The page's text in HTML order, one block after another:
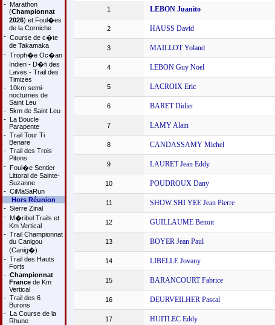
- Marathon
(Championnat
2026) et Foul�es
de la Corniche
- Course de c�te
de Takamaka
- Troph�e Oc�an
Indien - D�fi des
Laves - Trail des
Timizes
- 10km semi-
nocturnes de
Saint Leu
- 5km de Saint Leu
- La Boucle
Parapente
- Trail Tour Ti
Benare
- Trail des Trois
Pitons
- Foul�e Sentier
Littoral de Sainte-
Suzanne
- CiMaSaRun
Hors Réunion
- Sierre Zinal
- M�ribel Trails et
Km Vertical
- Trail Championnat
du Canigou
(Canig�)
- Trail des Hauts
Forts
- Championnat
Francede Km
Vertical
- Trail des 6
Burons
- La Course de la
Rhune
1 LEBON Juanito
2 HAUSS David
3 MAILLOT Yoland
4 LEBON Guy Noel
5 LACROIX Eric
6 BARET Didier
7 LAMY Alain
8 CANDASSAMY Michel
9 LAURET Jean Eddy
10 POUDROUX Dany
11 SHOW SHI YEE Jean Pierre
12 GUILLAUME Benoit
13 BOYER Jean Paul
14 LIBELLE Jovany
15 BARANCOURT Fabrice
16 DEURVEILHER Pascal
17 HUITLEC Eddy